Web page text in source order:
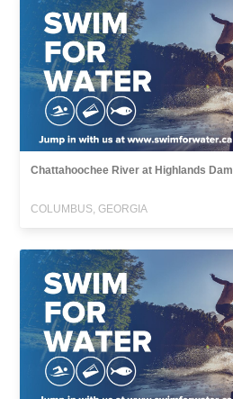
Chattahoochee River at Highlands Dam
COLUMBUS, GEORGIA